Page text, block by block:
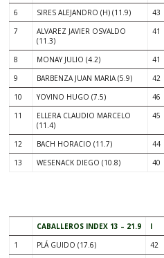
6 SIRES ALEJANDRO (H) (11.9) 43
7
ALVAREZ JAVIER OSVALDO
(11.3)
41
8 MONAY JULIO (4.2) 41
9
BARBENZA JUAN MARIA (5.9) 42
10
YOVINO HUGO (7.5) 46
11
ELLERA CLAUDIO MARCELO
(11.4)
45
12 BACH HORACIO (11.7) 44
13
WESENACK DIEGO (10.8) 40
CABALLEROS INDEX 13 – 21.9 I
1
PLÁ GUIDO (17.6) 42